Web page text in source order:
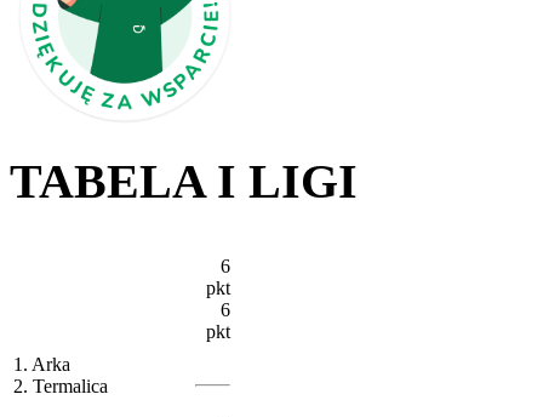
TABELA I LIGI
1. Arka
2. Termalica
6
pkt
6
pkt